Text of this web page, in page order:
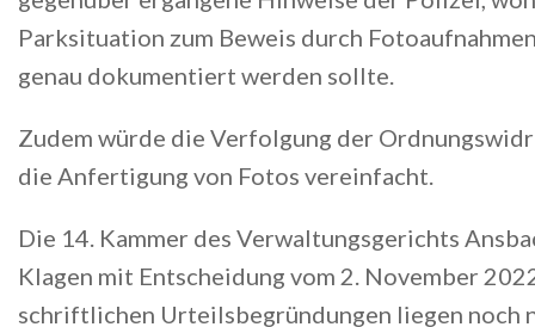
Parksituation zum Beweis durch
genau dokumentiert werden sollte.
Zudem würde die Verfolgung der
die Anfertigung von Fotos vereinfacht.
Die 14. Kammer des Verwaltungsgerichts
Klagen mit Entscheidung vom 2. November
schriftlichen Urteilsbegründungen liegen noch